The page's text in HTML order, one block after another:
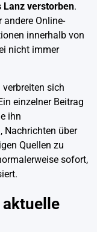
Lanz verstorben.
Online-
innerhalb von
nicht immer
sich
einzelner Beitrag
ihn
Nachrichten über
Quellen zu
sofort,
aktuelle